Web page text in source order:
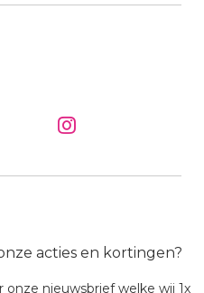
acties en kortingen?
onze nieuwsbrief welke wij 1x